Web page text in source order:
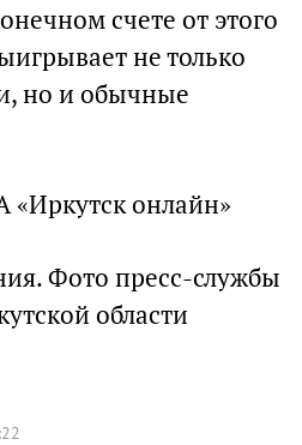
счете от этого
не только
но и обычные
онлайн»
Фото пресс-службы
области